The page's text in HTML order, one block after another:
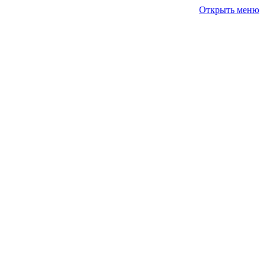
Открыть меню